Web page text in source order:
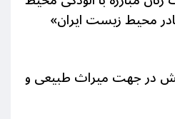
محیط زیست ایران»
در جهت میراث طبیعی و